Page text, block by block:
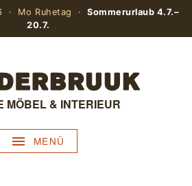
· Mo Ruhetag ·Sommerurlaub 4.7.–
20.7.
MÖBEL & INTERIEUR
MENÜ